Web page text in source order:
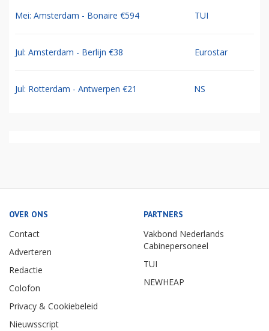
Mei: Amsterdam - Bonaire €594 TUI
Jul: Amsterdam - Berlijn €38 Eurostar
Jul: Rotterdam - Antwerpen €21 NS
OVER ONS
Contact
Adverteren
Redactie
Colofon
Privacy & Cookiebeleid
Nieuwsscript
PARTNERS
Vakbond Nederlands
Cabinepersoneel
TUI
NEWHEAP